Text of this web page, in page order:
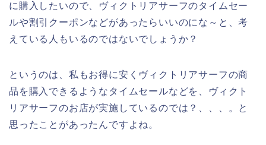
に購入したいので、ヴィクトリアサーフのタイムセー
ルや割引クーポンなどがあったらいいのにな～と、考
えている人もいるのではないでしょうか？
というのは、私もお得に安くヴィクトリアサーフの商
品を購入できるようなタイムセールなどを、ヴィクト
リアサーフのお店が実施しているのでは？、、、。と
思ったことがあったんですよね。